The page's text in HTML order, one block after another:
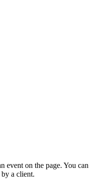
on the page. You
a client.